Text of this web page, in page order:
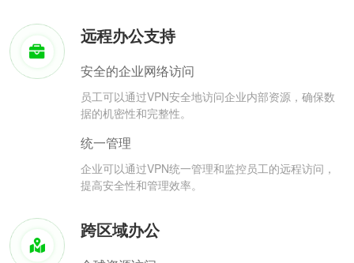
远程办公支持
安全的企业网络访问
员工可以通过VPN安全地访问企业内部资源，确保数
据的机密性和完整性。
统一管理
企业可以通过VPN统一管理和监控员工的远程访问，
提高安全性和管理效率。
跨区域办公